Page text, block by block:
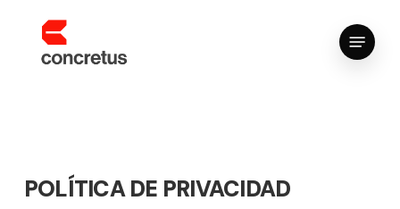
Menu
POLÍTICA DE PRIVACIDAD